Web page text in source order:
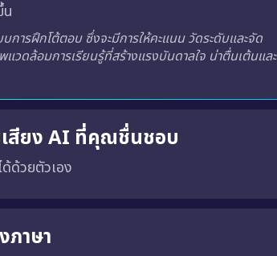
น
การฝึกโต้ตอบ ซึ่งจะมีการให้คะแนน วัดระดับและจัด
แวดล้อมการเรียนรู้ที่สร้างแรงบันดาลใจ น่าตื่นเต้นและ
เสียง AI ที่คุณชื่นชอบ
ด้วยตัวเอง
ภาษา